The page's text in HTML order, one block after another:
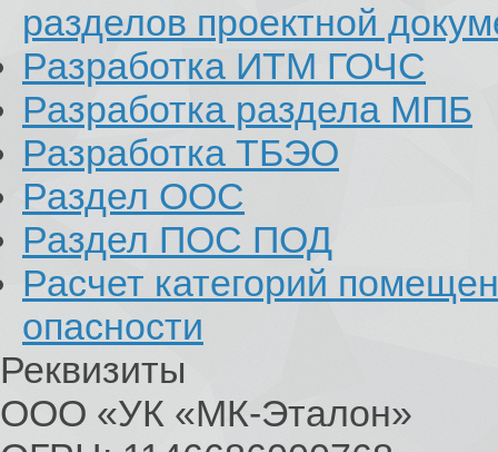
разделов проектной
Разработка ИТМ ГОЧС
Разработка раздела МПБ
Разработка ТБЭО
Раздел ООС
Раздел ПОС ПОД
Расчет категорий
опасности
Реквизиты
ООО «УК «МК-Эталон»